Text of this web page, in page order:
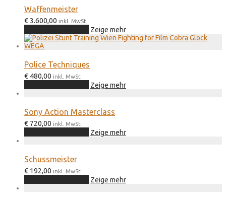
Waffenmeister
€3.600,00 inkl. MwSt
Zeige mehr
Police Techniques
€ 480,00 inkl. MwSt
Zeige mehr
Sony Action Masterclass
€ 720,00 inkl. MwSt
Zeige mehr
Schussmeister
€ 192,00 inkl. MwSt
Zeige mehr